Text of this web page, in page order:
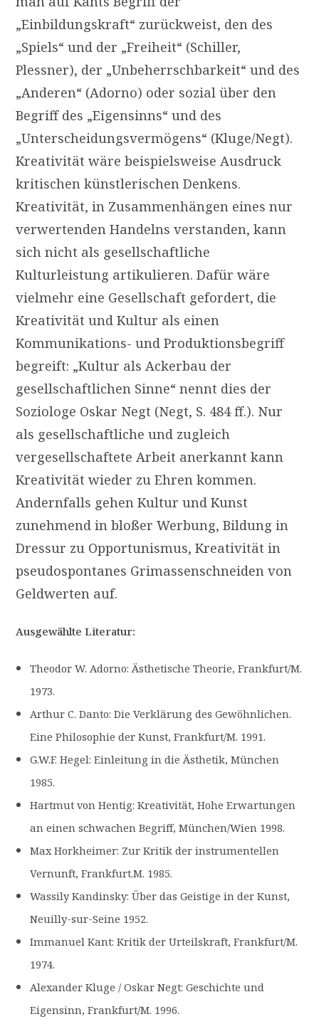
„Einbildungskraft“ zurückweist, den des
„Spiels“ und der „Freiheit“ (Schiller,
Plessner), der „Unbeherrschbarkeit“ und des
„Anderen“ (Adorno) oder sozial über den
Begriff des „Eigensinns“ und des
„Unterscheidungsvermögens“ (Kluge/Negt).
Kreativität wäre beispielsweise Ausdruck
kritischen künstlerischen Denkens.
Kreativität, in Zusammenhängen eines nur
verwertenden Handelns verstanden, kann
sich nicht als gesellschaftliche
Kulturleistung artikulieren. Dafür wäre
vielmehr eine Gesellschaft gefordert, die
Kreativität und Kultur als einen
Kommunikations- und Produktionsbegriff
begreift: „Kultur als Ackerbau der
gesellschaftlichen Sinne“ nennt dies der
Soziologe Oskar Negt (Negt, S. 484 ff.). Nur
als gesellschaftliche und zugleich
vergesellschaftete Arbeit anerkannt kann
Kreativität wieder zu Ehren kommen.
Andernfalls gehen Kultur und Kunst
zunehmend in bloßer Werbung, Bildung in
Dressur zu Opportunismus, Kreativität in
pseudospontanes Grimassenschneiden von
Geldwerten auf.
Ausgewählte Literatur:
Theodor W. Adorno: Ästhetische Theorie, Frankfurt/M.
1973.
Arthur C. Danto: Die Verklärung des Gewöhnlichen.
Eine Philosophie der Kunst, Frankfurt/M. 1991.
G.W.F. Hegel: Einleitung in die Ästhetik, München
1985.
Hartmut von Hentig: Kreativität, Hohe Erwartungen
an einen schwachen Begriff, München/Wien 1998.
Max Horkheimer: Zur Kritik der instrumentellen
Vernunft, Frankfurt.M. 1985.
Wassily Kandinsky: Über das Geistige in der Kunst,
Neuilly-sur-Seine 1952.
Immanuel Kant: Kritik der Urteilskraft, Frankfurt/M.
1974.
Alexander Kluge / Oskar Negt: Geschichte und
Eigensinn, Frankfurt/M. 1996.